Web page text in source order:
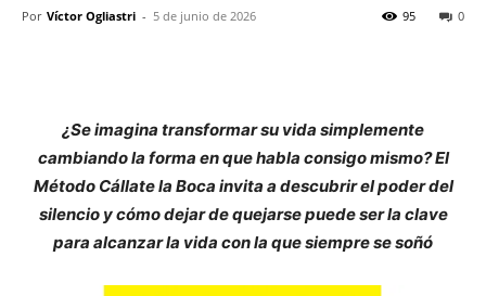
Por Víctor Ogliastri - 5 de junio de 2026 0
95
¿Se imagina transformar su vida simplemente
cambiando la forma en que habla consigo mismo? El
Método Cállate la Boca invita a descubrir el poder del
silencio y cómo dejar de quejarse puede ser la clave
para alcanzar la vida con la que siempre se soñó